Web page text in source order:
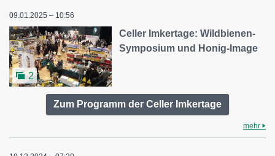
09.01.2025 – 10:56
2
Celler Imkertage: Wildbienen-
Symposium und Honig-Image
Zum Programm der Celler Imkertage
mehr